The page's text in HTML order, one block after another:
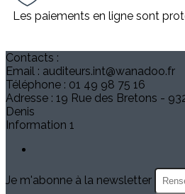
Les paiements en ligne sont
Contacts :
Email : auditeurs.int@wanadoo.fr
Téléphone : 01 49 98 75 16
Adresse : 19 Rue des Bretons -
Denis
Information 1
Je m'abonne à la newsletter